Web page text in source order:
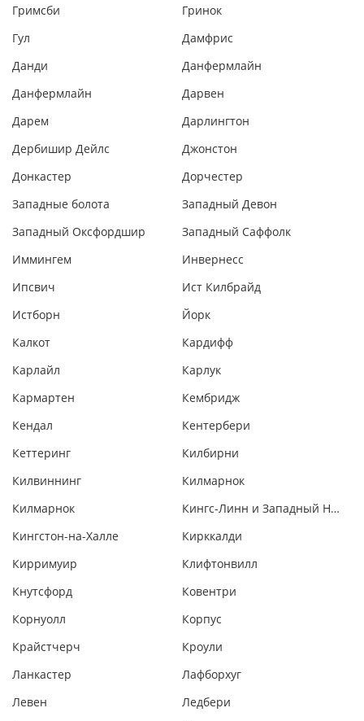
Гримсби
Гринок
Гул
Дамфрис
Данди
Данфермлайн
Данфермлайн
Дарвен
Дарем
Дарлингтон
Дербишир Дейлс
Джонстон
Донкастер
Дорчестер
Западные болота
Западный Девон
Западный Оксфордшир
Западный Саффолк
Иммингем
Инвернесс
Ипсвич
Ист Килбрайд
Истборн
Йорк
Калкот
Кардифф
Карлайл
Карлук
Кармартен
Кембридж
Кендал
Кентербери
Кеттеринг
Килбирни
Килвиннинг
Килмарнок
Килмарнок
Кингс-Линн и Западный Норфолк
Кингстон-на-Халле
Кирккалди
Кирримуир
Клифтонвилл
Кнутсфорд
Ковентри
Корнуолл
Корпус
Крайстчерч
Кроули
Ланкастер
Лафборхуг
Левен
Ледбери